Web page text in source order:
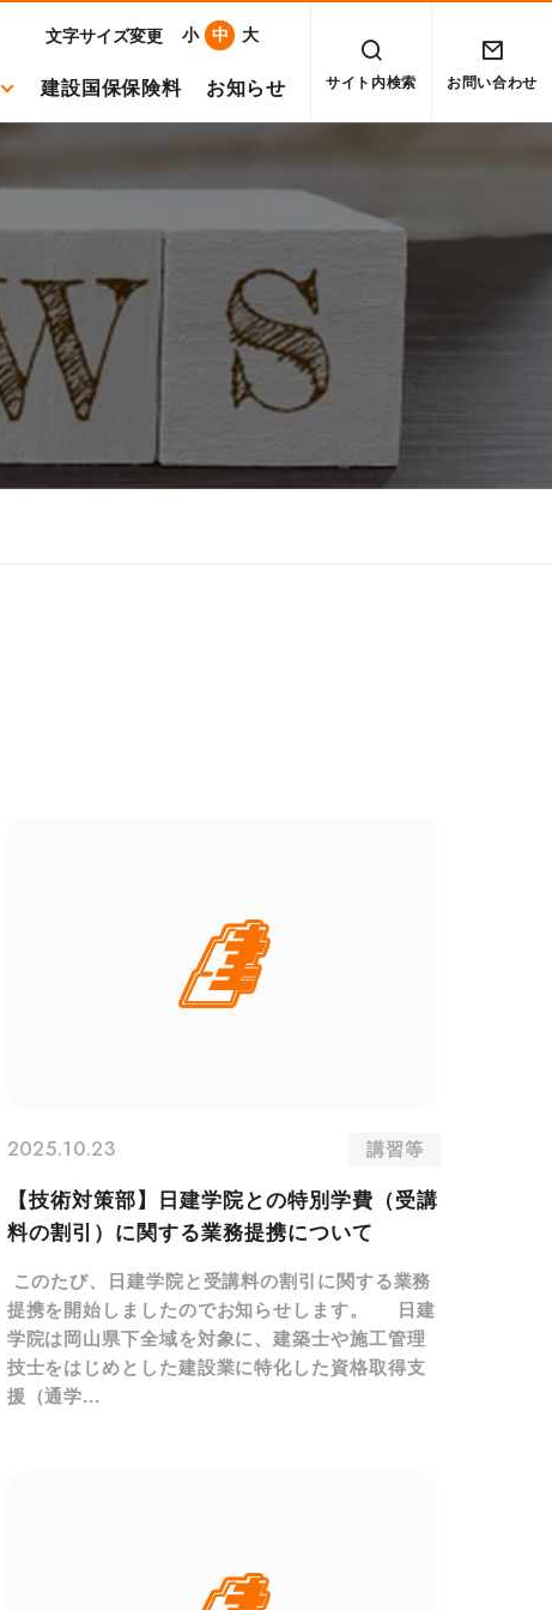
文字サイズ変更 小 中 大
建設国保保険料 お知らせ サイト内検索 お問い合わせ
2025.10.23 講習等
【技術対策部】日建学院との特別学費（受講
料の割引）に関する業務提携について
このたび、日建学院と受講料の割引に関する業務
提携を開始しましたのでお知らせします。 日建
学院は岡山県下全域を対象に、建築士や施工管理
技士をはじめとした建設業に特化した資格取得支
援（通学...